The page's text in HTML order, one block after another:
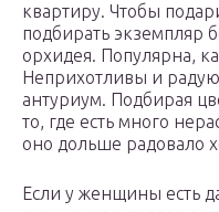
квартиру. Чтобы
подбирать экземпляр
орхидея. Популярна,
Неприхотливы и
антуриум. Подбирая
то, где есть много
оно дольше радовало
Если у женщины есть